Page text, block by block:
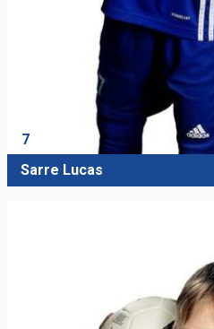
7
Sarre Lucas